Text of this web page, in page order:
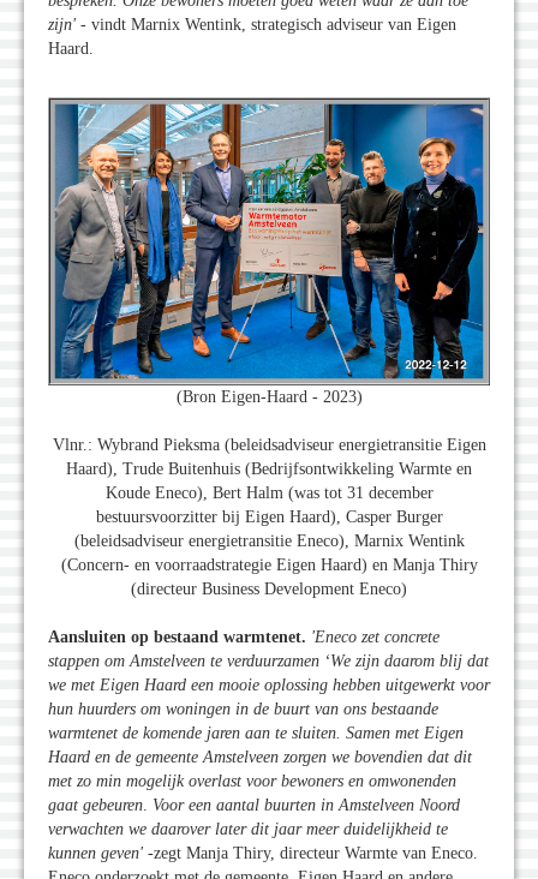
zijn' - vindt Marnix Wentink, strategisch adviseur van Eigen
Haard.
(Bron Eigen-Haard - 2023)
Vlnr.: Wybrand Pieksma (beleidsadviseur energietransitie Eigen
Haard), Trude Buitenhuis (Bedrijfsontwikkeling Warmte en
Koude Eneco), Bert Halm (was tot 31 december
bestuursvoorzitter bij Eigen Haard), Casper Burger
(beleidsadviseur energietransitie Eneco), Marnix Wentink
(Concern- en voorraadstrategie Eigen Haard) en Manja Thiry
(directeur Business Development Eneco)
Aansluiten op bestaand warmtenet. 'Eneco zet concrete
stappen om Amstelveen te verduurzamen ‘We zijn daarom blij dat
we met Eigen Haard een mooie oplossing hebben uitgewerkt voor
hun huurders om woningen in de buurt van ons bestaande
warmtenet de komende jaren aan te sluiten. Samen met Eigen
Haard en de gemeente Amstelveen zorgen we bovendien dat dit
met zo min mogelijk overlast voor bewoners en omwonenden
gaat gebeuren. Voor een aantal buurten in Amstelveen Noord
verwachten we daarover later dit jaar meer duidelijkheid te
kunnen geven' -zegt Manja Thiry, directeur Warmte van Eneco.